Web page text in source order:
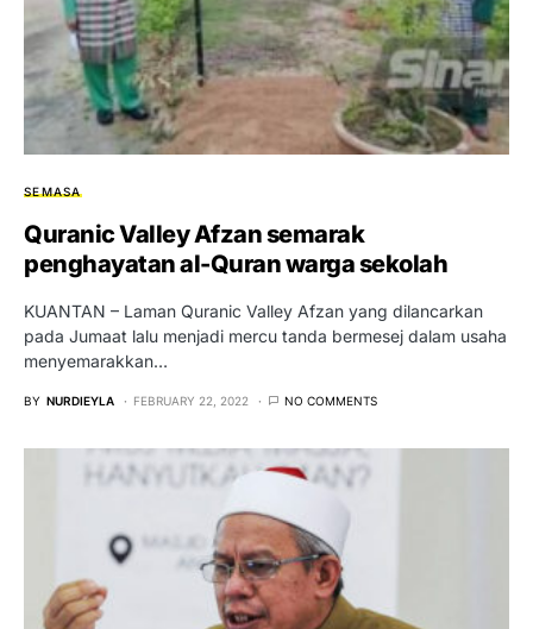
SEMASA
Quranic Valley Afzan semarak
penghayatan al-Quran warga sekolah
KUANTAN – Laman Quranic Valley Afzan yang dilancarkan
pada Jumaat lalu menjadi mercu tanda bermesej dalam usaha
menyemarakkan…
BY NURDIEYLA FEBRUARY 22, 2022 NO COMMENTS